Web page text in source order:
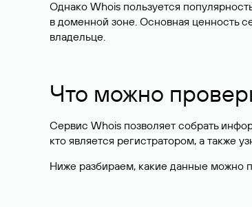
Однако Whois пользуется
в доменной зоне. Основная ценность
владельце.
Что можно
Сервис Whois позволяет собрать
кто является регистратором, а также
Ниже разбираем, какие данные можно